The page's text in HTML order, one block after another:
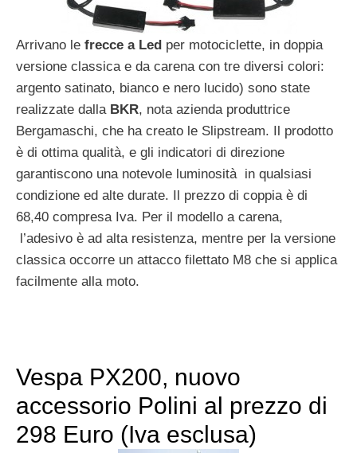
Arrivano le frecce a Led per motociclette, in doppia
versione classica e da carena con tre diversi colori:
argento satinato, bianco e nero lucido) sono state
realizzate dalla BKR, nota azienda produttrice
Bergamaschi, che ha creato le Slipstream. Il prodotto
è di ottima qualità, e gli indicatori di direzione
garantiscono una notevole luminosità in qualsiasi
condizione ed alte durate. Il prezzo di coppia è di
68,40 compresa Iva. Per il modello a carena,
l’adesivo è ad alta resistenza, mentre per la versione
classica occorre un attacco filettato M8 che si applica
facilmente alla moto.
Vespa PX200, nuovo
accessorio Polini al prezzo di
298 Euro (Iva esclusa)